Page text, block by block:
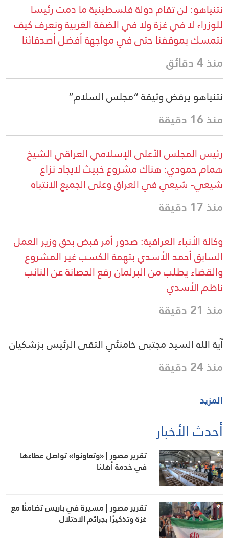
نتنياهو: لن تقام دولة فلسطينية ما دمت رئيسا
للوزراء لا في غزة ولا في الضفة الغربية ونعرف كيف
نتمسك بموقفنا حتى في مواجهة أفضل أصدقائنا
منذ 4 دقائق
نتنياهو يرفض وثيقة “مجلس السلام”
منذ 16 دقيقة
رئيس المجلس الأعلى الإسلامي العراقي الشيخ
همام حمودي: هناك مشروع خبيث لايجاد نزاع
شيعي- شيعي في العراق وعلى الجميع الانتباه
منذ 17 دقيقة
وكالة الأنباء العراقية: صدور أمر قبض بحق وزير العمل
السابق أحمد الأسدي بتهمة الكسب غير المشروع
والقضاء يطلب من البرلمان رفع الحصانة عن النائب
ناظم الأسدي
منذ 21 دقيقة
آية الله السيد مجتبى خامنئي التقى الرئيس بزشكيان
منذ 24 دقيقة
المزيد
أحدث الأخبار
تقرير مصور | «وتعاونوا» تواصل عطاءها
في خدمة أهلنا
تقرير مصور | مسيرة في باريس تضامنًا مع
غزة وتذكيرًا بجرائم الاحتلال